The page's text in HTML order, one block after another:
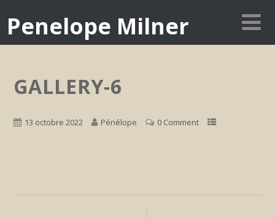
Penelope Milner
GALLERY-6
13 octobre 2022 Pénélope 0 Comment